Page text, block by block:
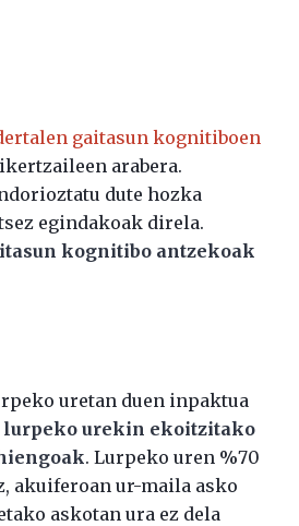
gaitasun kognitiboen
arabera.
dute hozka
egindakoak direla.
kognitibo antzekoak
uretan duen inpaktua
lurpeko urekin ekoitzitako
. Lurpeko uren %70
akuiferoan ur-maila asko
askotan ura ez dela